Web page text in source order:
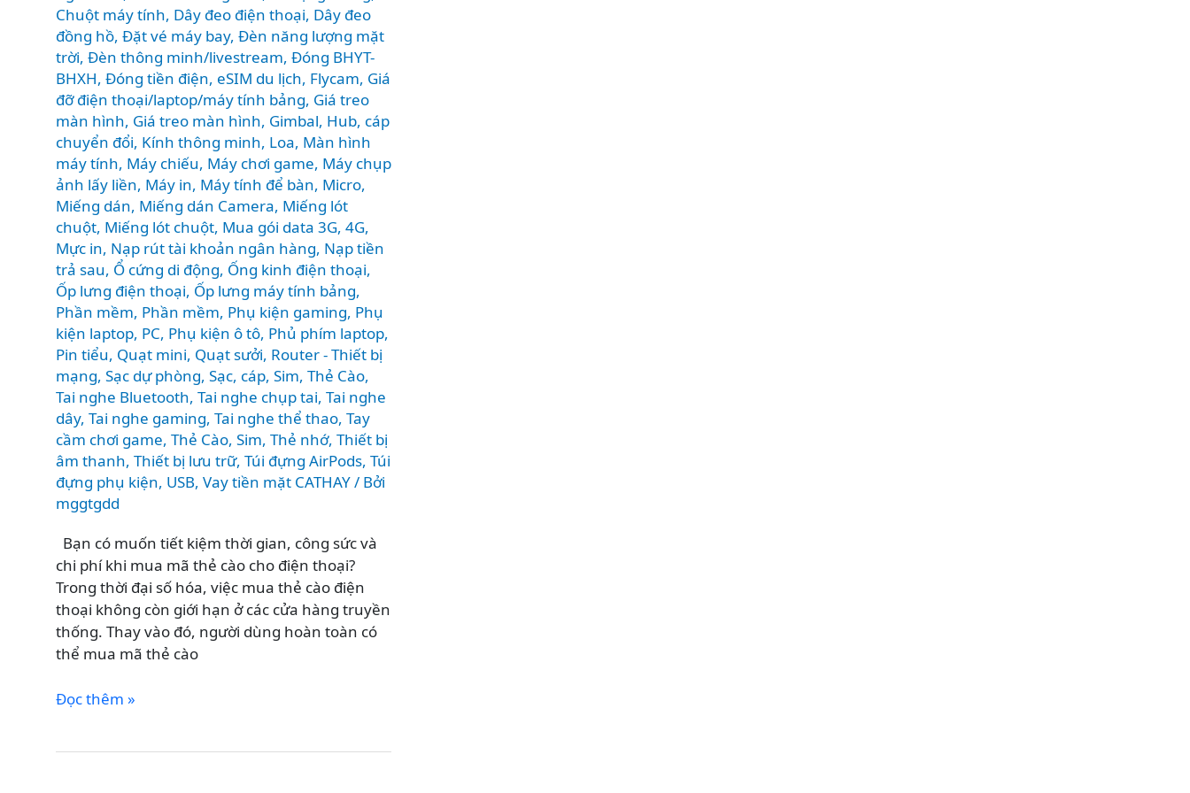
tai
nghe
chống
ồn
tốt
nhất
2026?
Chuột máy tính, Dây đeo điện thoại, Dây đeo
đồng hồ, Đặt vé máy bay, Đèn năng lượng mặt
trời, Đèn thông minh/livestream, Đóng BHYT-
BHXH, Đóng tiền điện, eSIM du lịch, Flycam, Giá
đỡ điện thoại/laptop/máy tính bảng, Giá treo
màn hình, Giá treo màn hình, Gimbal, Hub, cáp
chuyển đổi, Kính thông minh, Loa, Màn hình
máy tính, Máy chiếu, Máy chơi game, Máy chụp
ảnh lấy liền, Máy in, Máy tính để bàn, Micro,
Miếng dán, Miếng dán Camera, Miếng lót
chuột, Miếng lót chuột, Mua gói data 3G, 4G,
Mực in, Nạp rút tài khoản ngân hàng, Nạp tiền
trả sau, Ổ cứng di động, Ống kinh điện thoại,
Ốp lưng điện thoại, Ốp lưng máy tính bảng,
Phần mềm, Phần mềm, Phụ kiện gaming, Phụ
kiện laptop, PC, Phụ kiện ô tô, Phủ phím laptop,
Pin tiểu, Quạt mini, Quạt sưởi, Router - Thiết bị
mạng, Sạc dự phòng, Sạc, cáp, Sim, Thẻ Cào,
Tai nghe Bluetooth, Tai nghe chụp tai, Tai nghe
dây, Tai nghe gaming, Tai nghe thể thao, Tay
cầm chơi game, Thẻ Cào, Sim, Thẻ nhớ, Thiết bị
âm thanh, Thiết bị lưu trữ, Túi đựng AirPods, Túi
đựng phụ kiện, USB, Vay tiền mặt CATHAY/ Bởi
mggtgdd
Bạn có muốn tiết kiệm thời gian, công sức và
chi phí khi mua mã thẻ cào cho điện thoại?
Trong thời đại số hóa, việc mua thẻ cào điện
thoại không còn giới hạn ở các cửa hàng truyền
thống. Thay vào đó, người dùng hoàn toàn có
thể mua mã thẻ cào
CÁCH
Đọc thêm »